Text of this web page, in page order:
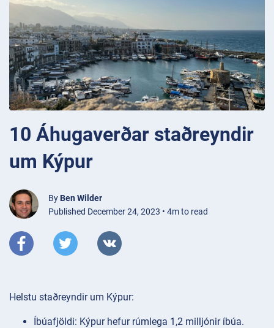
10 Áhugaverðar staðreyndir
um Kýpur
By Ben Wilder
Published December 24, 2023 • 4m to read
Helstu staðreyndir um Kýpur:
Íbúafjöldi: Kýpur hefur rúmlega 1,2 milljónir íbúa.